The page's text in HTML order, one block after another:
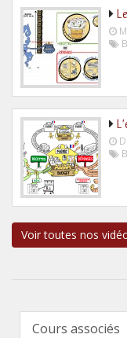
Voir toutes nos
Cours associés